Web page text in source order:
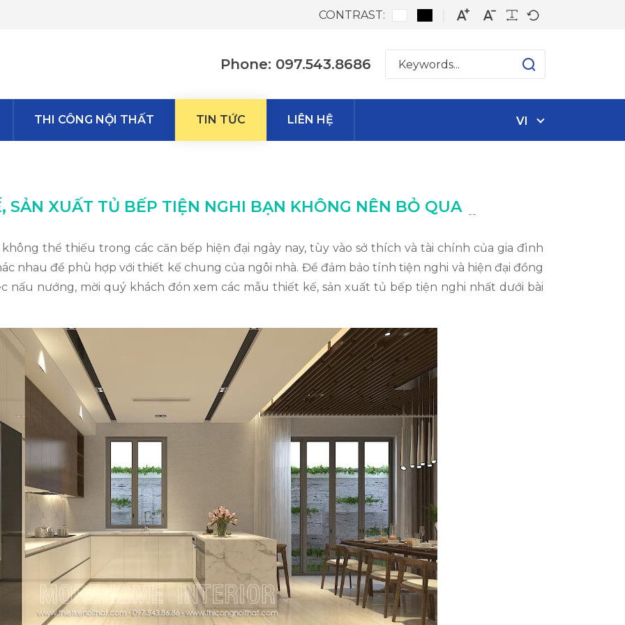
CONTRAST:
Phone: 097.543.8686
THI CÔNG NỘI THẤT TIN TỨC LIÊN HỆ VI
SẢN XUẤT TỦ BẾP TIỆN NGHI BẠN KHÔNG NÊN BỎ QUA --
thể thiếu trong các căn bếp hiện đại ngày nay, tùy vào sở thích và tài chính của gia đình
nhau để phù hợp với thiết kế chung của ngôi nhà. Để đảm bảo tính tiện nghi và hiện đại đồng
nướng, mời quý khách đón xem các mẫu thiết kế, sản xuất tủ bếp tiện nghi nhất dưới bài